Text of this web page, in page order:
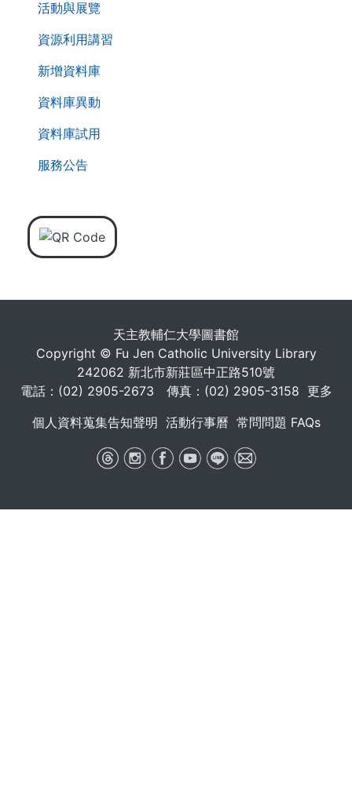
活動與展覽
資源利用講習
新增資料庫
資料庫異動
資料庫試用
服務公告
天主教輔仁大學圖書館
Copyright © Fu Jen Catholic University Library
242062 新北市新莊區中正路510號
電話：(02) 2905-2673 傳真：(02) 2905-3158 更多
個人資料蒐集告知聲明 活動行事曆 常問問題 FAQs